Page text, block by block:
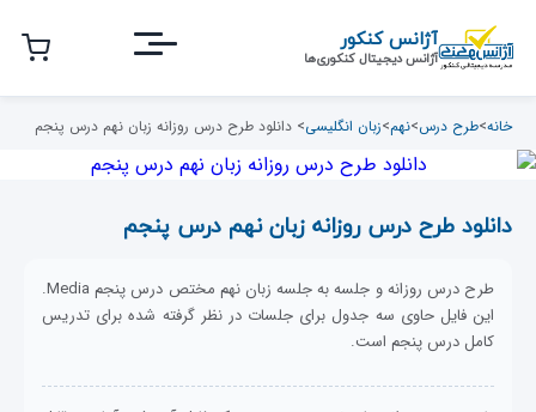
محتوای
اصلی
آژانس کنکور
آژانس دیجیتال کنکوری‌ها
خانه>طرح درس>نهم>زبان انگلیسی> دانلود طرح درس روزانه زبان نهم درس پنجم
دانلود طرح درس روزانه زبان نهم درس پنجم
طرح درس روزانه و جلسه به جلسه زبان نهم مختص درس پنجم Media.
این فایل حاوی سه جدول برای جلسات در نظر گرفته شده برای تدریس
کامل درس پنجم است.